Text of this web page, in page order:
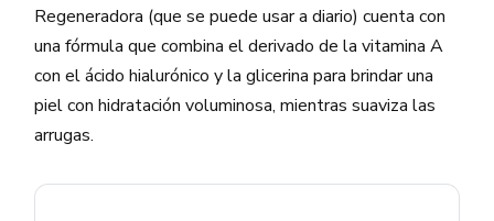
Regeneradora (que se puede usar a diario) cuenta con
una fórmula que combina el derivado de la vitamina A
con el ácido hialurónico y la glicerina para brindar una
piel con hidratación voluminosa, mientras suaviza las
arrugas.